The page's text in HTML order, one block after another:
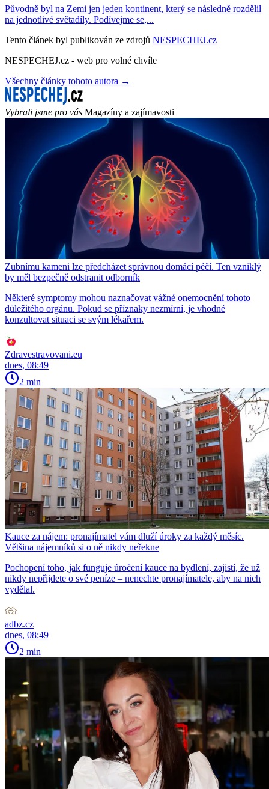
Původně byl na Zemi jen jeden kontinent, který se následně rozdělil
na jednotlivé světadíly. Podívejme se,...
Tento článek byl publikován ze zdrojů NESPECHEJ.cz
NESPECHEJ.cz - web pro volné chvíle
Všechny články tohoto autora →
Vybrali jsme pro vás Magazíny a zajímavosti
Zubnímu kameni lze předcházet správnou domácí péčí. Ten vzniklý
by měl bezpečně odstranit odborník
Některé symptomy mohou naznačovat vážné onemocnění tohoto
důležitého orgánu. Pokud se příznaky nezmírní, je vhodné
konzultovat situaci se svým lékařem.
Zdravestravovani.eu
dnes, 08:49
2 min
Kauce za nájem: pronajímatel vám dluží úroky za každý měsíc.
Většina nájemníků si o ně nikdy neřekne
Pochopení toho, jak funguje úročení kauce na bydlení, zajistí, že už
nikdy nepřijdete o své peníze – nenechte pronajímatele, aby na nich
vydělal.
adbz.cz
dnes, 08:49
2 min